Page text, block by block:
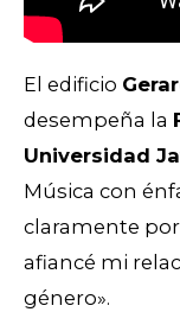
El edificio
desempeña la
Universidad
Música con
claramente
afiancé mi
género».